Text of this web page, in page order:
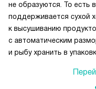
не образуются. То есть
поддерживается сухой
к высушиванию
с автоматическим
и рыбу хранить в